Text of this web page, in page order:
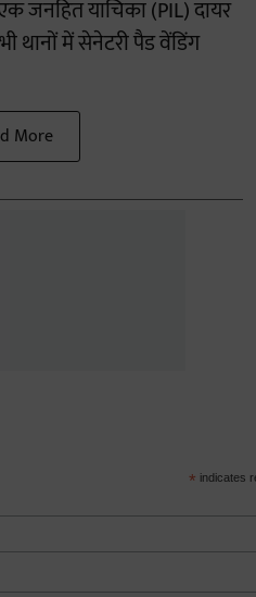
जनहित याचिका (PIL) दायर
थानों में सेनेटरी पैड वेंडिंग
More
* indicates